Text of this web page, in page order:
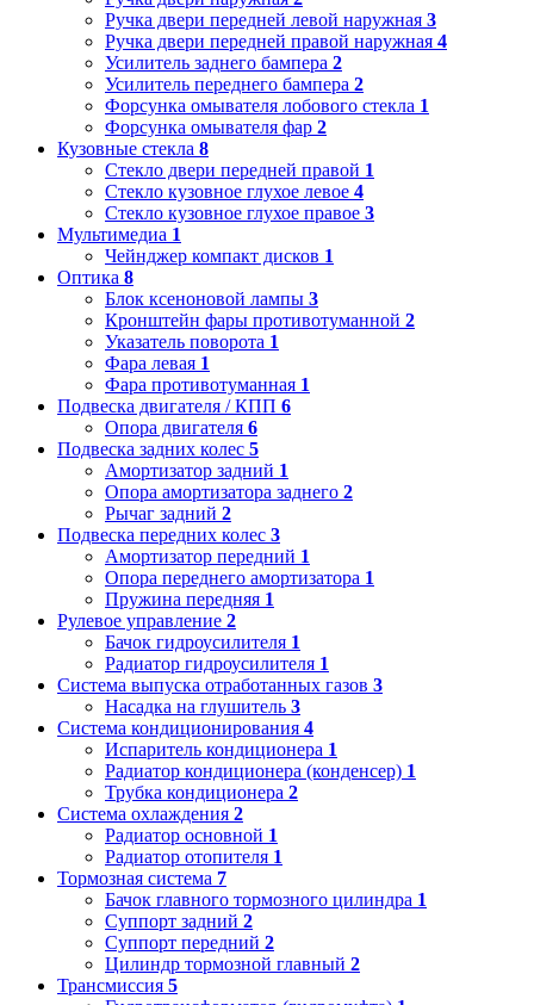
Ручка двери передней левой наружная 3
Ручка двери передней правой наружная 4
Усилитель заднего бампера 2
Усилитель переднего бампера 2
Форсунка омывателя лобового стекла 1
Форсунка омывателя фар 2
Кузовные стекла 8
Стекло двери передней правой 1
Стекло кузовное глухое левое 4
Стекло кузовное глухое правое 3
Мультимедиа 1
Чейнджер компакт дисков 1
Оптика 8
Блок ксеноновой лампы 3
Кронштейн фары противотуманной 2
Указатель поворота 1
Фара левая 1
Фара противотуманная 1
Подвеска двигателя / КПП 6
Опора двигателя 6
Подвеска задних колес 5
Амортизатор задний 1
Опора амортизатора заднего 2
Рычаг задний 2
Подвеска передних колес 3
Амортизатор передний 1
Опора переднего амортизатора 1
Пружина передняя 1
Рулевое управление 2
Бачок гидроусилителя 1
Радиатор гидроусилителя 1
Система выпуска отработанных газов 3
Насадка на глушитель 3
Система кондиционирования 4
Испаритель кондиционера 1
Радиатор кондиционера (конденсер) 1
Трубка кондиционера 2
Система охлаждения 2
Радиатор основной 1
Радиатор отопителя 1
Тормозная система 7
Бачок главного тормозного цилиндра 1
Суппорт задний 2
Суппорт передний 2
Цилиндр тормозной главный 2
Трансмиссия 5